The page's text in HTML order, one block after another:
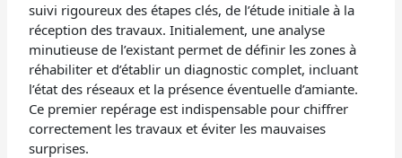
suivi rigoureux des étapes clés, de l’étude initiale à la
réception des travaux. Initialement, une analyse
minutieuse de l’existant permet de définir les zones à
réhabiliter et d’établir un diagnostic complet, incluant
l’état des réseaux et la présence éventuelle d’amiante.
Ce premier repérage est indispensable pour chiffrer
correctement les travaux et éviter les mauvaises
surprises.